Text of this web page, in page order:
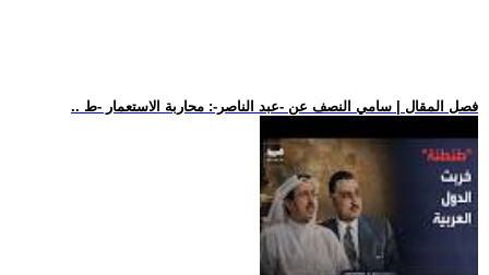
.. فصل المقال | سامي النصف عن -عبد الناصر-: محاربة الاستعمار -ط